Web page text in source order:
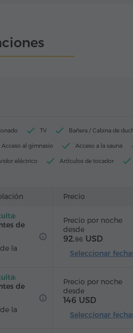
TV Bañera / Cabina de
Acceso al gimnasio Acceso a la sauna
eléctrico Artículos de tocador
Alfombrado Refriderador Agua
Precio
de
la
Precio por noche
desde
92.96 USD
Seleccionar
de
la
Precio por noche
desde
146 USD
Seleccionar